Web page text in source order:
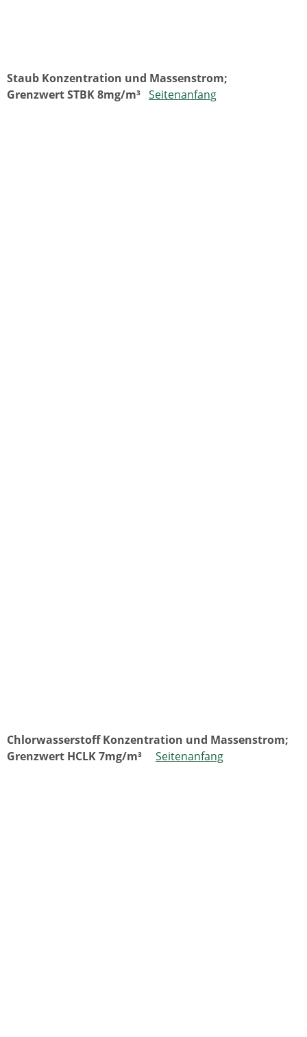
Staub Konzentration und Massenstrom;
Grenzwert STBK8mg/m³ Seitenanfang
Chlorwasserstoff Konzentration und Massenstrom;
Grenzwert HCLK 7mg/m³
Seitenanfang